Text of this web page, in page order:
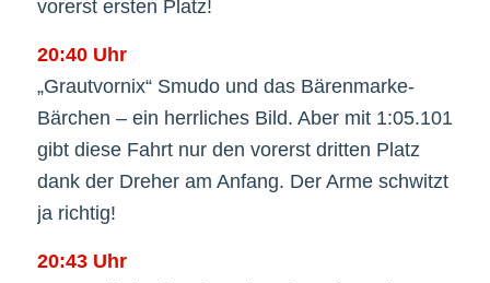
vorerst ersten Platz!
20:40 Uhr
„Grautvornix“ Smudo und das Bärenmarke-
Bärchen – ein herrliches Bild. Aber mit 1:05.101
gibt diese Fahrt nur den vorerst dritten Platz
dank der Dreher am Anfang. Der Arme schwitzt
ja richtig!
20:43 Uhr